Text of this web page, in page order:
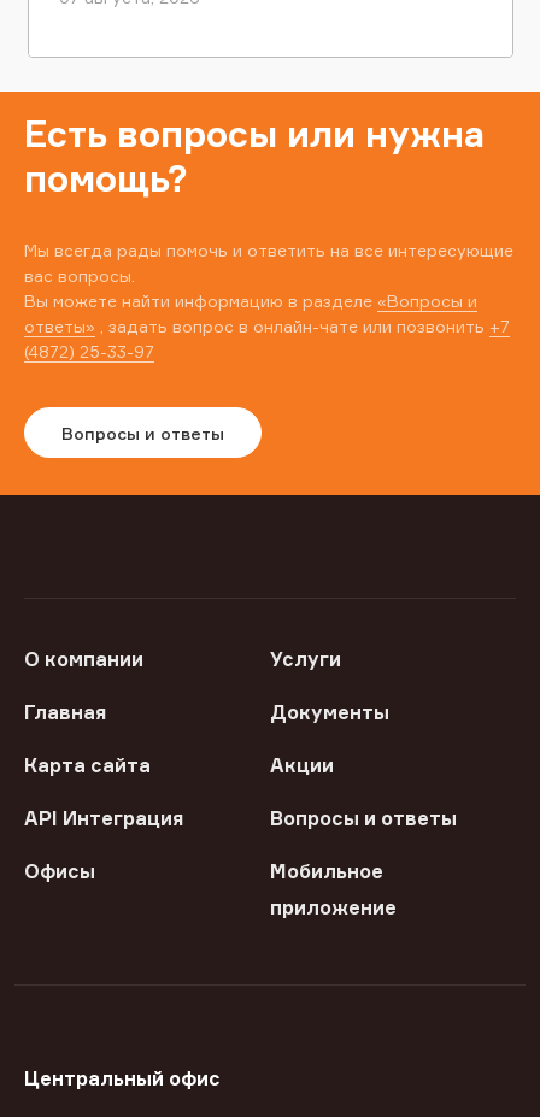
Есть вопросы или нужна
помощь?
Мы всегда рады помочь и ответить на все интересующие
вас вопросы.
Вы можете найти информацию в разделе «Вопросы и
ответы» , задать вопрос в онлайн-чате или позвонить +7
(4872) 25-33-97
Вопросы и ответы
О компании Услуги
Главная Документы
Карта сайта Акции
API Интеграция Вопросы и ответы
Офисы
Мобильное
приложение
Центральный офис